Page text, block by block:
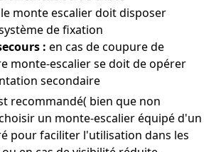
monte escalier doit disposer
de fixation
: en cas de coupure de
monte-escalier se doit de opérer
secondaire
recommandé( bien que non
un monte-escalier équipé d'un
pour faciliter l'utilisation dans les